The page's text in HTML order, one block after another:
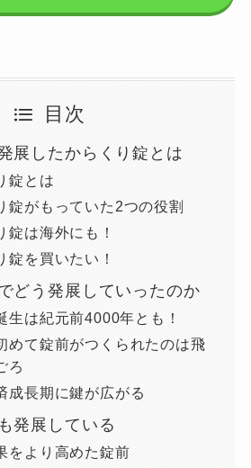
目次
展したからくり錠とは
錠とは
錠がもっていた2つの役割
錠は海外にも！
錠を買いたい！
どう発展していったのか
生は紀元前4000年とも！
めて錠前がつくられたのは飛
ろ
成長期に鍵が広がる
発展している
をより高めた錠前